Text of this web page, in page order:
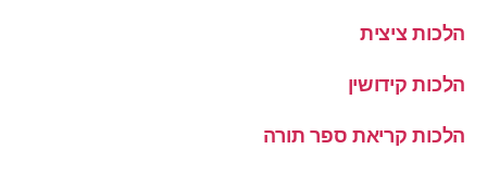
הלכות ציצית
הלכות קידושין
הלכות קריאת ספר תורה